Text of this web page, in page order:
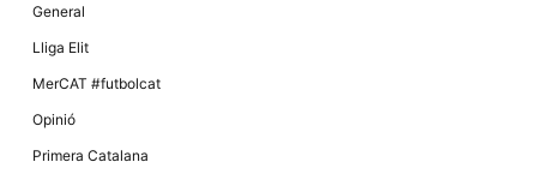
General
Lliga Elit
MerCAT #futbolcat
Opinió
Primera Catalana